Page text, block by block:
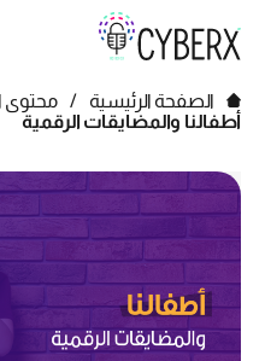
الصفحة الرئيسية / محتوى
أطفالنا والمضايقات الرقمية